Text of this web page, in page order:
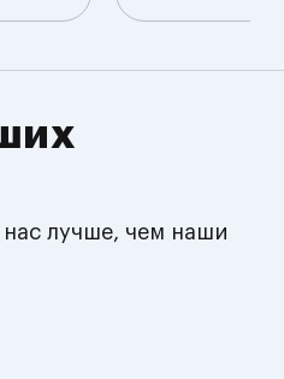
лучше, чем наши